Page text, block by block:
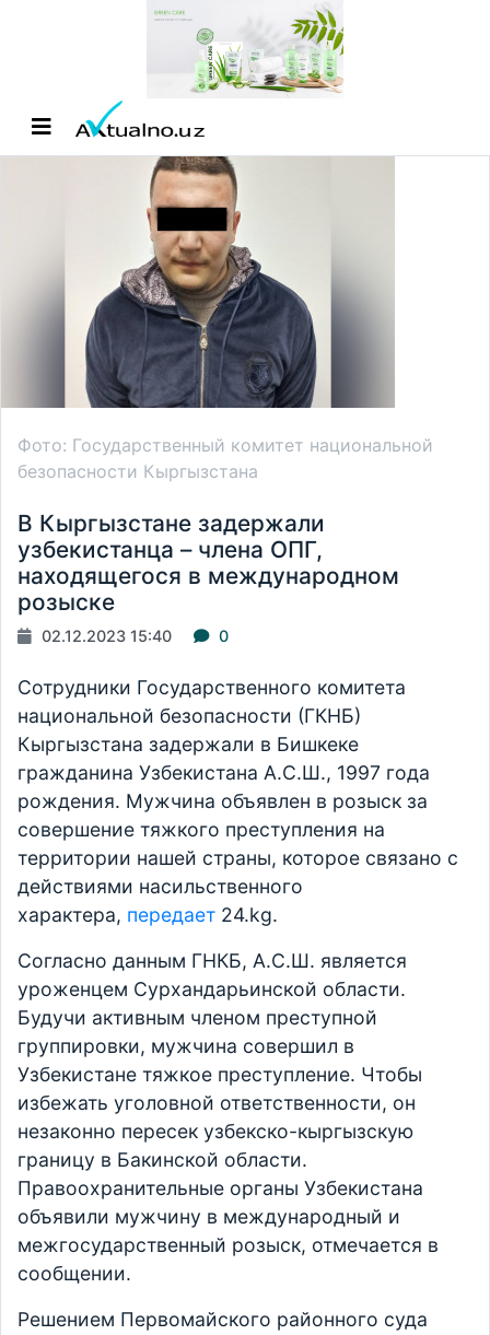
Фото: Государственный комитет национальной
безопасности Кыргызстана
В Кыргызстане задержали
узбекистанца – члена ОПГ,
находящегося в международном
розыске
02.12.2023 15:40 0
Сотрудники Государственного комитета
национальной безопасности (ГКНБ)
Кыргызстана задержали в Бишкеке
гражданина Узбекистана А.С.Ш., 1997 года
рождения. Мужчина объявлен в розыск за
совершение тяжкого преступления на
территории нашей страны, которое связано с
действиями насильственного
характера, передает 24.kg.
Согласно данным ГНКБ, А.С.Ш. является
уроженцем Сурхандарьинской области.
Будучи активным членом преступной
группировки, мужчина совершил в
Узбекистане тяжкое преступление. Чтобы
избежать уголовной ответственности, он
незаконно пересек узбекско-кыргызскую
границу в Бакинской области.
Правоохранительные органы Узбекистана
объявили мужчину в международный и
межгосударственный розыск, отмечается в
сообщении.
Решением Первомайского районного суда